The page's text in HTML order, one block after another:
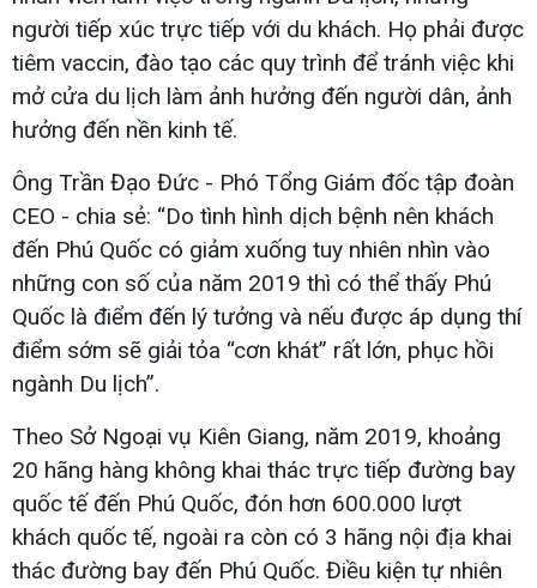
người tiếp xúc trực tiếp với du khách. Họ phải được
tiêm vaccin, đào tạo các quy trình để tránh việc khi
mở cửa du lịch làm ảnh hưởng đến người dân, ảnh
hưởng đến nền kinh tế.
Ông Trần Đạo Đức - Phó Tổng Giám đốc tập đoàn
CEO - chia sẻ: “Do tình hình dịch bệnh nên khách
đến Phú Quốc có giảm xuống tuy nhiên nhìn vào
những con số của năm 2019 thì có thể thấy Phú
Quốc là điểm đến lý tưởng và nếu được áp dụng thí
điểm sớm sẽ giải tỏa “cơn khát” rất lớn, phục hồi
ngành Du lịch”.
Theo Sở Ngoại vụ Kiên Giang, năm 2019, khoảng
20 hãng hàng không khai thác trực tiếp đường bay
quốc tế đến Phú Quốc, đón hơn 600.000 lượt
khách quốc tế, ngoài ra còn có 3 hãng nội địa khai
thác đường bay đến Phú Quốc. Điều kiện tự nhiên